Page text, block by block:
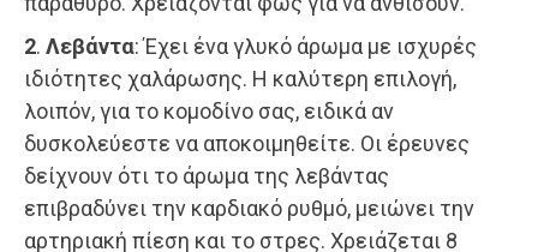
2. Λεβάντα: Έχει ένα γλυκό άρωμα με ισχυρές
ιδιότητες χαλάρωσης. Η καλύτερη επιλογή,
λοιπόν, για το κομοδίνο σας, ειδικά αν
δυσκολεύεστε να αποκοιμηθείτε. Οι έρευνες
δείχνουν ότι το άρωμα της λεβάντας
επιβραδύνει την καρδιακό ρυθμό, μειώνει την
αρτηριακή πίεση και το στρες. Χρειάζεται 8